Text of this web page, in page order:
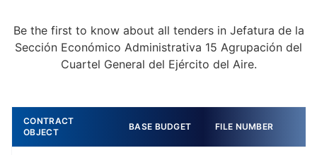
Be the first to know about all tenders in Jefatura de la
Sección Económico Administrativa 15 Agrupación del
Cuartel General del Ejército del Aire.
CONTRACT
OBJECT
BASE BUDGET FILE NUMBER